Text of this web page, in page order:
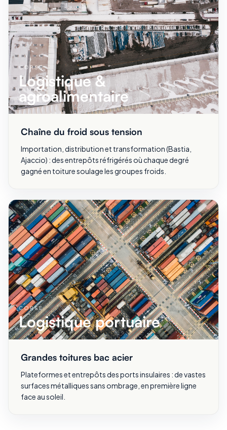
CORSE
Logistique &
agroalimentaire
Chaîne du froid sous tension
Importation, distribution et transformation (Bastia,
Ajaccio) : des entrepôts réfrigérés où chaque degré
gagné en toiture soulage les groupes froids.
CORSE
Logistique portuaire
Grandes toitures bac acier
Plateformes et entrepôts des ports insulaires : de vastes
surfaces métalliques sans ombrage, en première ligne
face au soleil.